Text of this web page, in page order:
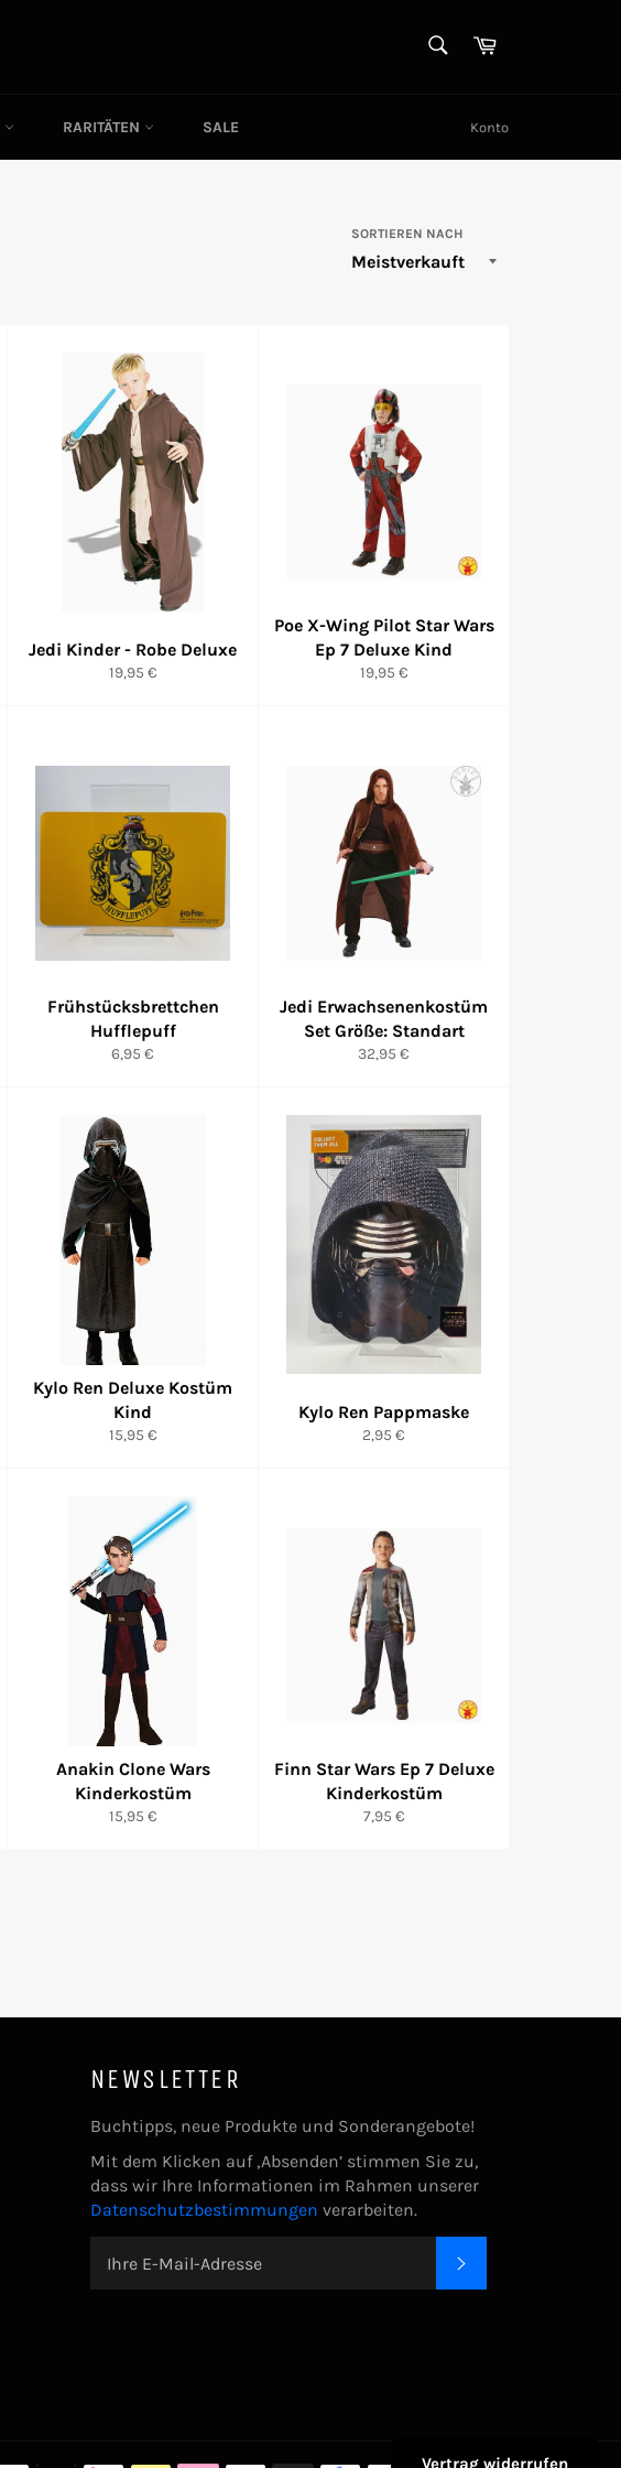
Warenkorb
RARITÄTEN SALE Konto
SORTIEREN NACH
Jedi Kinder - Robe Deluxe
Normaler
19,95 €
Poe X-Wing Pilot Star Wars
Ep 7 Deluxe Kind
Normaler
19,95 €
Frühstücksbrettchen
Hufflepuff
Normaler
6,95 €
Jedi Erwachsenenkostüm
Set Größe: Standart
Normaler
32,95 €
Kylo Ren Deluxe Kostüm
Kind
Normaler
15,95 €
Kylo Ren Pappmaske
Normaler
2,95 €
Anakin Clone Wars
Kinderkostüm
Normaler
15,95 €
Finn Star Wars Ep 7 Deluxe
Kinderkostüm
Normaler
7,95 €
NEWSLETTER
Buchtipps, neue Produkte und Sonderangebote!
Mit dem Klicken auf ‚Absenden’ stimmen Sie zu,
dass wir Ihre Informationen im Rahmen unserer
Datenschutzbestimmungen verarbeiten.
Vertrag widerrufen